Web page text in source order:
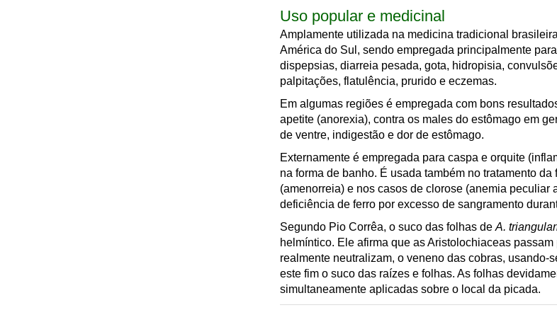
Uso popular e medicinal
Amplamente utilizada na medicina tradicional
América do Sul, sendo empregada principalmente
dispepsias, diarreia pesada, gota, hidropisia,
palpitações, flatulência, prurido e eczemas.
Em algumas regiões é empregada com bons
apetite (anorexia), contra os males do estômago em
de ventre, indigestão e dor de estômago.
Externamente é empregada para caspa e orquite
na forma de banho. É usada também no tratamento da
(amenorreia) e nos casos de clorose (anemia peculiar
deficiência de ferro por excesso de sangramento
Segundo Pio Corrêa, o suco das folhas de A.
helmíntico. Ele afirma que as Aristolochiaceas passam
realmente neutralizam, o veneno das cobras, usando-
este fim o suco das raízes e folhas. As folhas
simultaneamente aplicadas sobre o local da picada.